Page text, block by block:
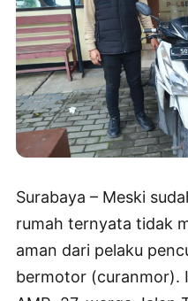
Surabaya – Meski
rumah ternyata tidak
aman dari pelaku
bermotor (curanmor).